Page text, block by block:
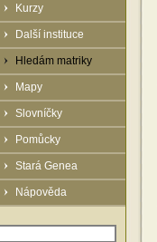
Kurzy
Další instituce
Hledám matriky
Mapy
Slovníčky
Pomůcky
Stará Genea
Nápověda